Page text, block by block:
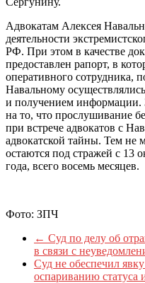
Адвокатам Алексея
деятельности
РФ. При этом в качестве
предоставлен рапорт, в
оперативного сотрудника,
Навальному
и получением информации.
на то, что прослушивание
при встрече адвокатов с
адвокатской тайны. Тем не
остаются под стражей с 13
года, всего восемь месяцев.
Фото: ЗПЧ
← Суд по делу об
в связи с
Суд не обеспечил
оспариванию статуса